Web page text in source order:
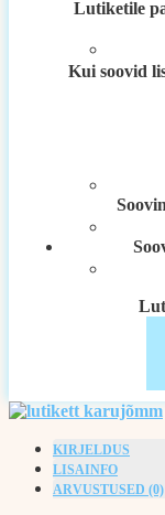
Lutiketile
Kui soovid
KIRJELDUS
LISAINFO
ARVUSTUSED (0)